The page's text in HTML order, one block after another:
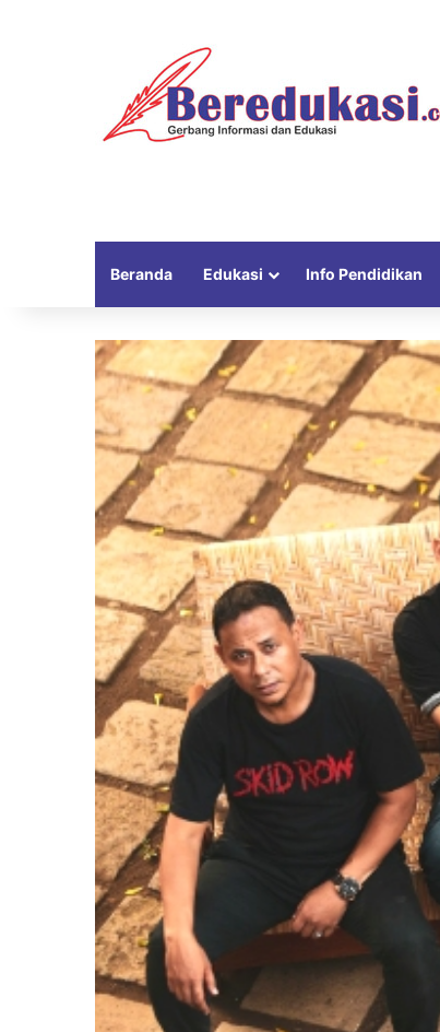
Beranda Edukasi Info Pendidikan